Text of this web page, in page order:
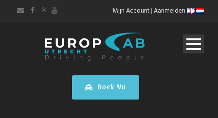
Mijn Account|Aanmelden
Boek Nu